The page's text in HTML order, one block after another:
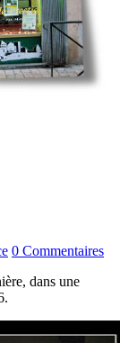
0 Commentaires
dans une